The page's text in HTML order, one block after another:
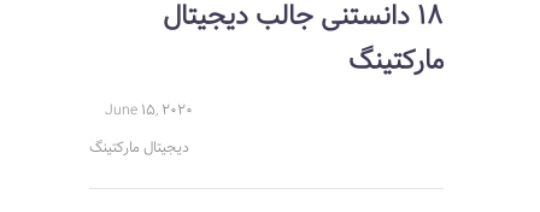
18 دانستنی جالب دیجیتال
مارکتینگ
June 15, 2020
دیجیتال مارکتینگ